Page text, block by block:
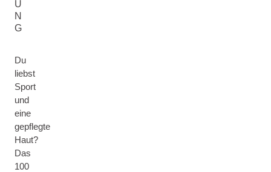
U
N
G
Du
liebst
Sport
und
eine
gepflegte
Haut?
Das
100